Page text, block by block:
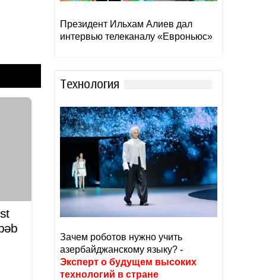
Президент Ильхам Алиев дал
интервью телеканалу «Евроньюс»
Тexнoлoгия
Зачем роботов нужно учить
азербайджанскому языку? -
Эксперт о будущем высоких
технологий в стране